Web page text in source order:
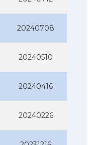
20240708
20240510
20240416
20240226